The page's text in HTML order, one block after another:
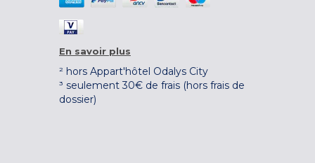
En savoir plus
² hors Appart'hôtel Odalys City
³ seulement 30€ de frais (hors frais de
dossier)